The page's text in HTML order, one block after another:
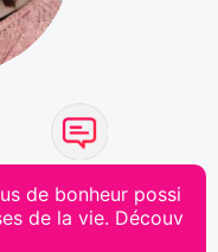
de bonheur possi
de la vie. Découv